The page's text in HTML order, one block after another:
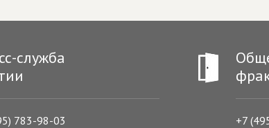
служба
783-98-03 +7